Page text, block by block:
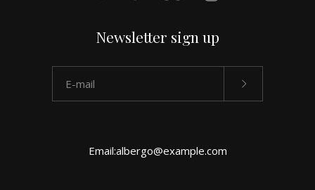
Newsletter sign up
Email:albergo@example.com